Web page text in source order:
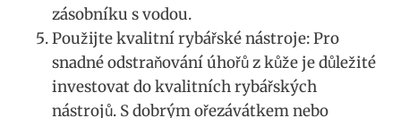
zásobníku s vodou.
Použijte kvalitní rybářské nástroje: Pro
snadné odstraňování úhořů z kůže je důležité
investovat do kvalitních rybářských
nástrojů. S dobrým ořezávátkem nebo